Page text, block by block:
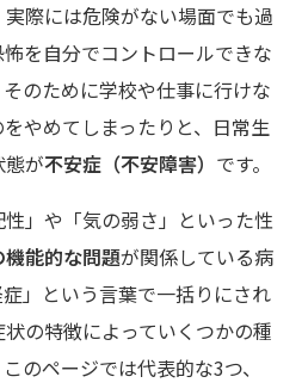
際には危険がない場面でも過
を自分でコントロールできな
のために学校や仕事に行けな
やめてしまったりと、日常生
が不安症（不安障害） です。
」や「気の弱さ」といった性
機能的な問題が関係している病
」という言葉で一括りにされ
の特徴によっていくつかの種
のページでは代表的な3つ、